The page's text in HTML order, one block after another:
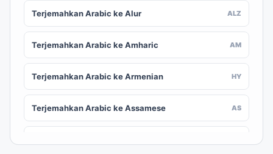
Terjemahkan Arabic ke Alur ALZ
Terjemahkan Arabic ke Amharic AM
Terjemahkan Arabic ke Armenian HY
Terjemahkan Arabic ke Assamese AS